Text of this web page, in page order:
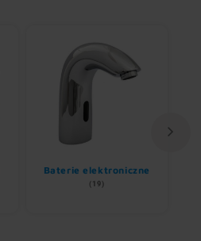
Baterie elektroniczne
(19)